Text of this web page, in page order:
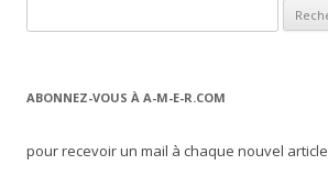
ABONNEZ-VOUS À A-M-E-R.COM
pour recevoir un mail à chaque nouvel article